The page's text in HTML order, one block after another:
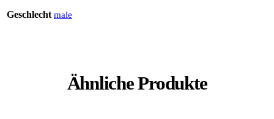
Geschlecht male
Ähnliche Produkte